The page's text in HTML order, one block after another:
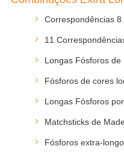
Correspondências 8
11
Longas Fósforos de
Fósforos de cores
Longas Fósforos
Matchsticks de
Fósforos extra-